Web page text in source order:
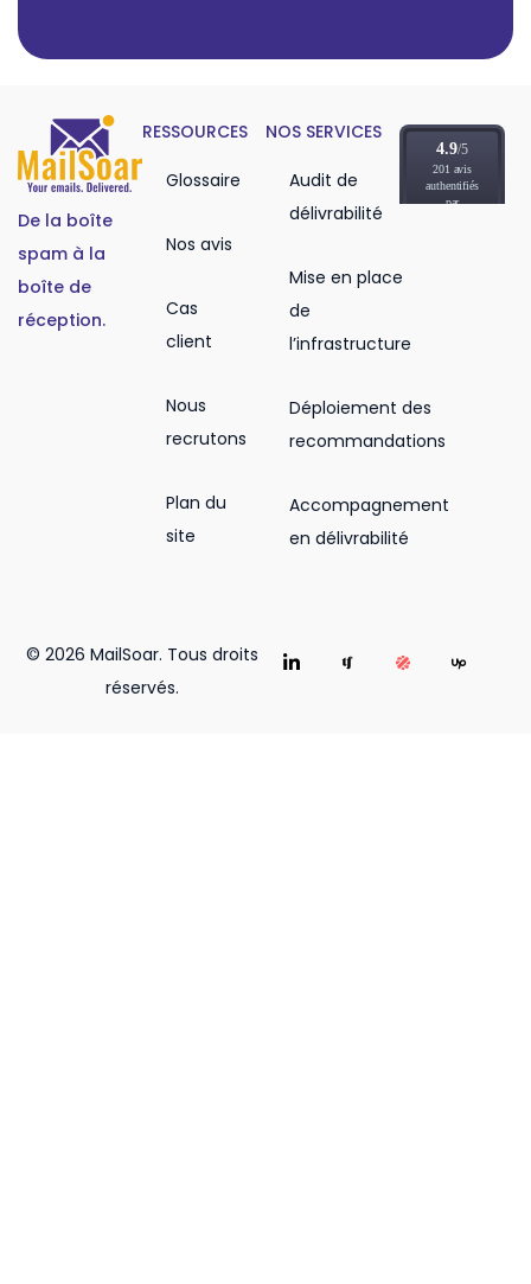
De la boîte
spam à la
boîte de
réception.
RESSOURCES
Glossaire
Nos avis
Cas
client
Nous
recrutons
Plan du
site
NOS SERVICES
Audit de
délivrabilité
Mise en place
de
l’infrastructure
Déploiement des
recommandations
Accompagnement
en délivrabilité
© 2026 MailSoar. Tous droits
réservés.